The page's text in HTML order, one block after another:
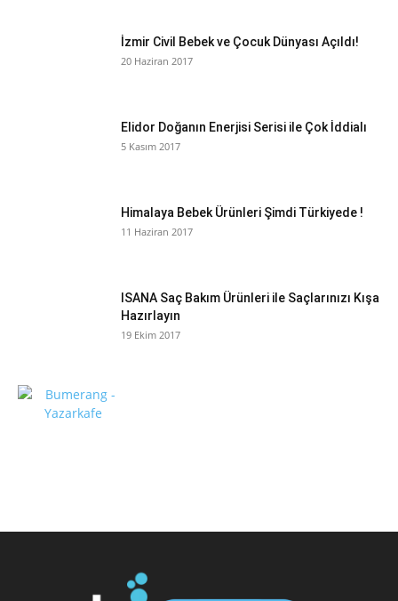
İzmir Civil Bebek ve Çocuk Dünyası Açıldı!
20 Haziran 2017
Elidor Doğanın Enerjisi Serisi ile Çok İddialı
5 Kasım 2017
Himalaya Bebek Ürünleri Şimdi Türkiyede !
11 Haziran 2017
ISANA Saç Bakım Ürünleri ile Saçlarınızı Kışa
Hazırlayın
19 Ekim 2017